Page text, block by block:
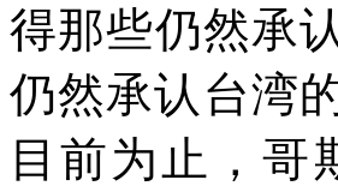
得那些仍然承
仍然承认台湾
目前为止，哥